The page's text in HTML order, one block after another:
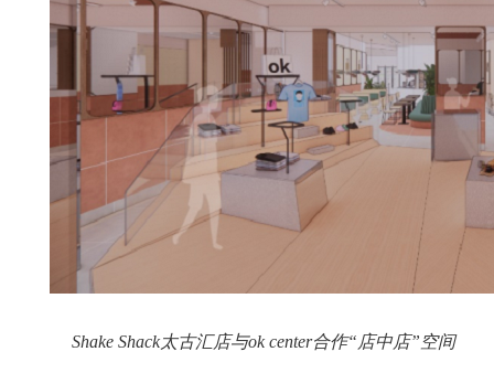
Shake Shack太古汇店与ok center合作“店中店”空间